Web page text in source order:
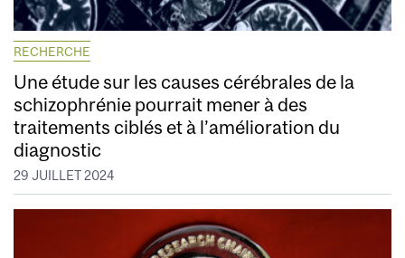
RECHERCHE
Une étude sur les causes cérébrales de la
schizophrénie pourrait mener à des
traitements ciblés et à l’amélioration du
diagnostic
29 JUILLET 2024